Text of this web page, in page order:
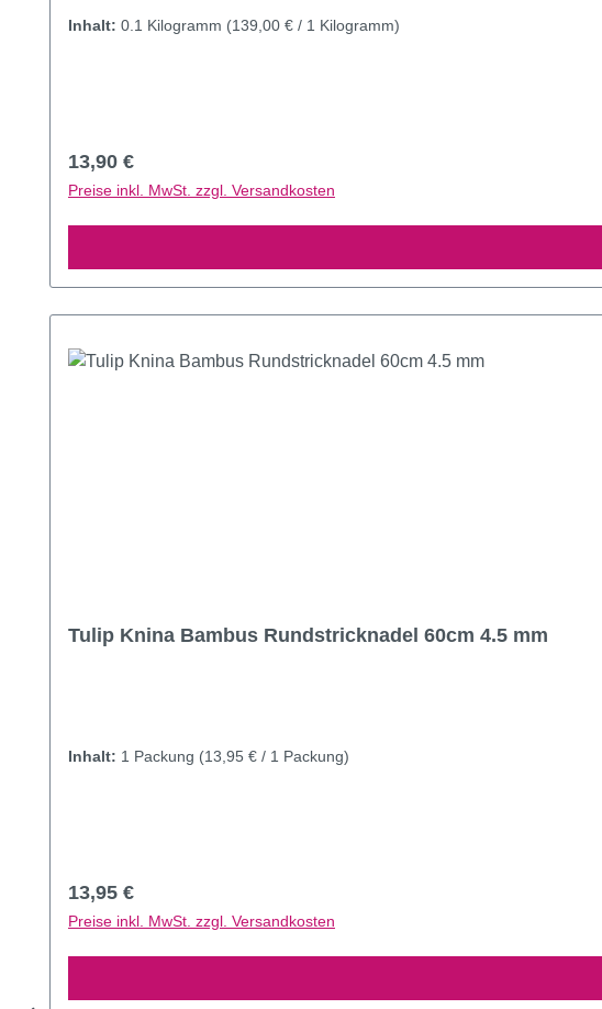
Inhalt: 0.1 Kilogramm (139,00 € / 1 Kilogramm)
Regulärer Preis:
13,90 €
Preise inkl. MwSt. zzgl. Versandkosten
Tulip Knina Bambus Rundstricknadel 60cm 4.5 mm
Inhalt: 1 Packung (13,95 € / 1 Packung)
Regulärer Preis:
13,95 €
Preise inkl. MwSt. zzgl. Versandkosten